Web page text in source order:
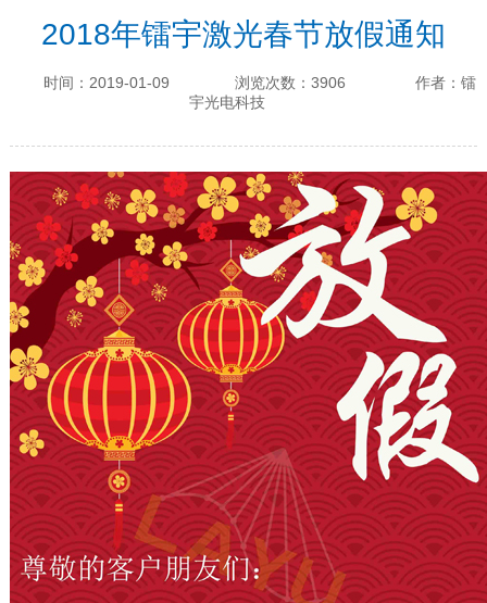
2018年镭宇激光春节放假通知
时间：2019-01-09 浏览次数：3906
作者：镭
宇光电科技